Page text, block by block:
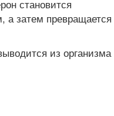
становится
а затем превращается
из организма